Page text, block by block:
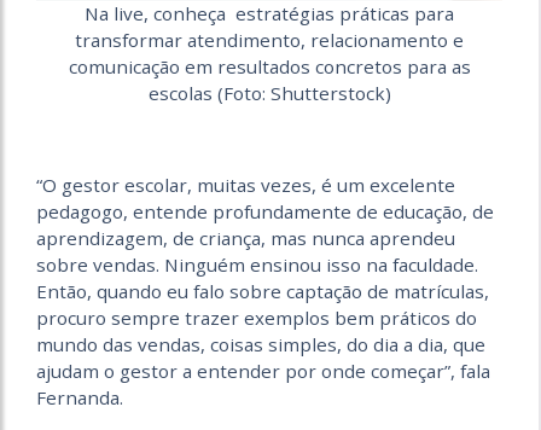
Na live, conheça estratégias práticas para
transformar atendimento, relacionamento e
comunicação em resultados concretos para as
escolas (Foto: Shutterstock)
“O gestor escolar, muitas vezes, é um excelente
pedagogo, entende profundamente de educação, de
aprendizagem, de criança, mas nunca aprendeu
sobre vendas. Ninguém ensinou isso na faculdade.
Então, quando eu falo sobre captação de matrículas,
procuro sempre trazer exemplos bem práticos do
mundo das vendas, coisas simples, do dia a dia, que
ajudam o gestor a entender por onde começar”, fala
Fernanda.